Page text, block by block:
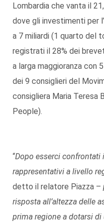
Lombardia che vanta il
dove gli investimenti per
a 7 miliardi (1 quarto del
registrati il 28% dei
a larga maggioranza con
dei 9 consiglieri del
consigliera Maria Teresa
People).
“Dopo esserci
rappresentativi a livello
detto il relatore Piazza –
risposta all’altezza delle
prima regione a dotarsi di